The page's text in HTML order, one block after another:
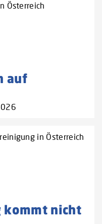
Österreich
auf
in Österreich
kommt nicht